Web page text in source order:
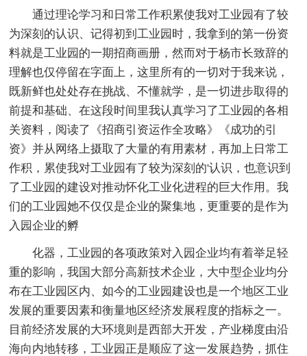
通过理论学习和日常工作积累使我对工业园有了较
为深刻的认识、记得初到工业园时，我拿到的第一份资
料就是工业园的一期招商画册，然而对于杨市长致辞的
理解也仅停留在字面上，这里所有的一切对于我来说，
既新鲜也处处存在挑战、不懂就学，是一切进步取得的
前提和基础、在这段时间里我认真学习了工业园的各相
关资料，阅读了《招商引资运作全攻略》《成功的引
资》并从网络上摄取了大量的有用素材，再加上日常工
作积，累使我对工业园有了较为深刻的'认识，也意识到
了工业园的建设对推动怀化工业化进程的巨大作用。我
们的工业园她不仅仅是企业的聚集地，更重要的是作为
入园企业的孵
化器，工业园的各项政策对入园企业均有着举足轻
重的影响，我国大部分高新技术企业，大中型企业均分
布在工业园区内、如今的工业园建设也是一个地区工业
发展的重要因素和衡量地区经济发展程度的指标之一。
目前经济发展的大环境则是西部大开发，产业梯度由沿
海向内地转移，工业园正是顺应了这一发展趋势，抓住